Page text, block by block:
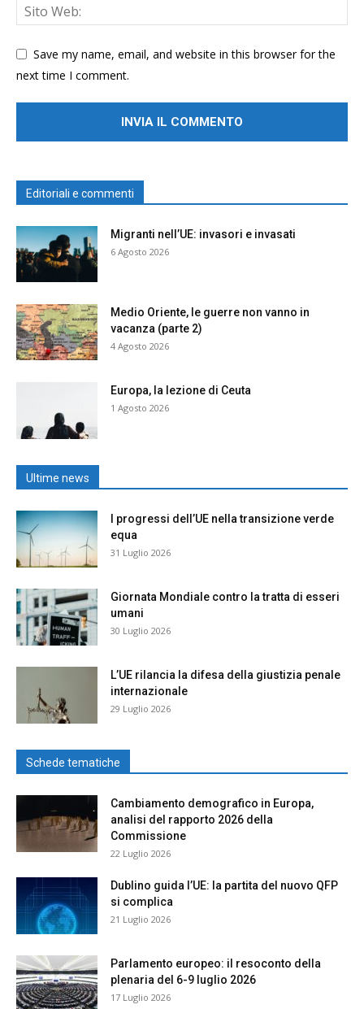
Save my name, email, and website in this browser for the
next time I comment.
Editoriali e commenti
Migranti nell’UE: invasori e invasati
6 Agosto 2026
Medio Oriente, le guerre non vanno in
vacanza (parte 2)
4 Agosto 2026
Europa, la lezione di Ceuta
1 Agosto 2026
Ultime news
I progressi dell’UE nella transizione verde
equa
31 Luglio 2026
Giornata Mondiale contro la tratta di esseri
umani
30 Luglio 2026
L’UE rilancia la difesa della giustizia penale
internazionale
29 Luglio 2026
Schede tematiche
Cambiamento demografico in Europa,
analisi del rapporto 2026 della
Commissione
22 Luglio 2026
Dublino guida l’UE: la partita del nuovo QFP
si complica
21 Luglio 2026
Parlamento europeo: il resoconto della
plenaria del 6-9 luglio 2026
17 Luglio 2026